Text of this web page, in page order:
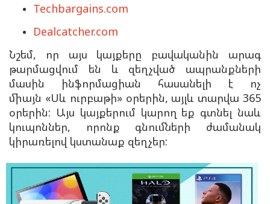
Techbargains.com
Dealcatcher.com
Նշեմ, որ այս կայքերը բավականին արագ
թարմացվում են և զեղչված ապրանքների
մասին ինֆորմացիան հասանելի է ոչ
միայն «Սև ուրբաթի» օրերին, այլև տարվա 365
օրերին: Այս կայքերում կարող եք գտնել նաև
կուպոններ, որոնք գնումների ժամանակ
կիրառելով կստանաք զեղչեր: